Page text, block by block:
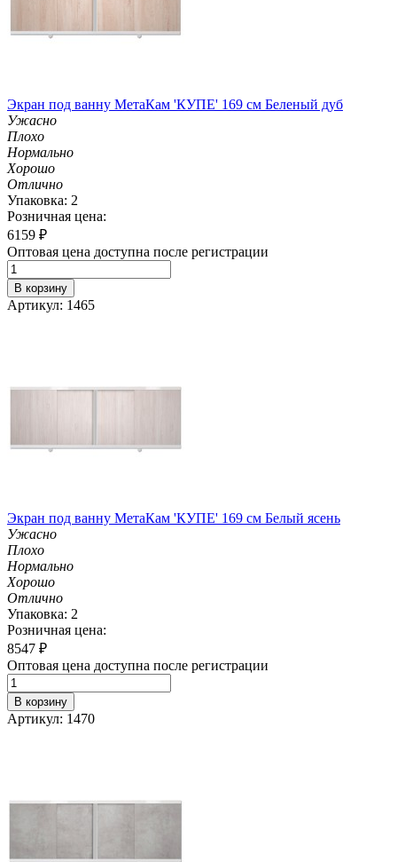
Экран под ванну МетаКам 'КУПЕ' 169 см Беленый дуб
Ужасно
Плохо
Нормально
Хорошо
Отлично
Упаковка: 2
Розничная цена:
6159 ₽
Оптовая цена доступна после регистрации
В корзину
Артикул: 1465
Экран под ванну МетаКам 'КУПЕ' 169 см Белый ясень
Ужасно
Плохо
Нормально
Хорошо
Отлично
Упаковка: 2
Розничная цена:
8547 ₽
Оптовая цена доступна после регистрации
В корзину
Артикул: 1470